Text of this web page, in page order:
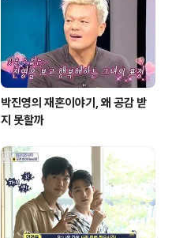
박진영의 재혼이야기, 왜 공감 받
지 못할까